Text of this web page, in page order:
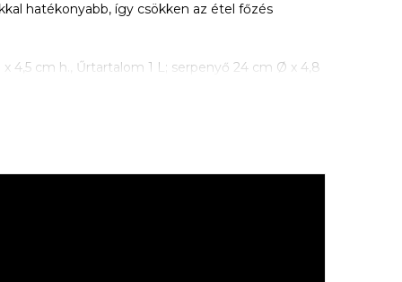
hatékonyabb, így csökken az étel főzés
4,5 cm h., Űrtartalom 1 L; serpenyő 24 cm Ø x 4,8